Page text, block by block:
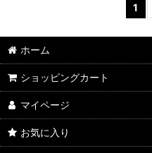
1
ホーム
ショッピングカート
マイページ
お気に入り